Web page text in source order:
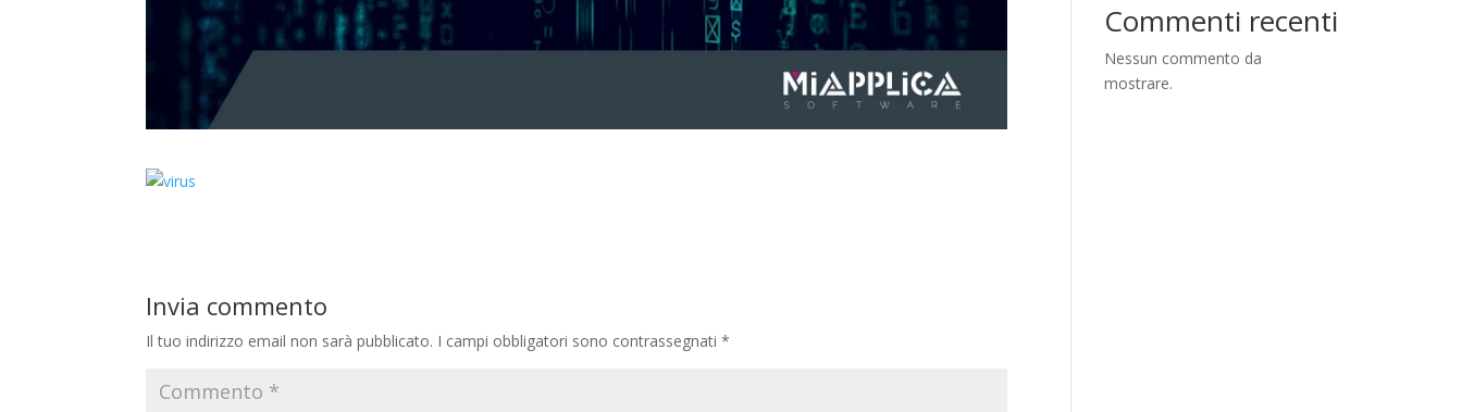
Invia commento
Il tuo indirizzo email non sarà pubblicato. I campi obbligatori sono contrassegnati*
Commenti recenti
Nessun commento da
mostrare.